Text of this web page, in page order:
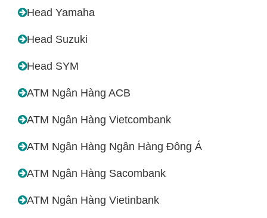
Head Yamaha
Head Suzuki
Head SYM
ATM Ngân Hàng ACB
ATM Ngân Hàng Vietcombank
ATM Ngân Hàng Ngân Hàng Đông Á
ATM Ngân Hàng Sacombank
ATM Ngân Hàng Vietinbank